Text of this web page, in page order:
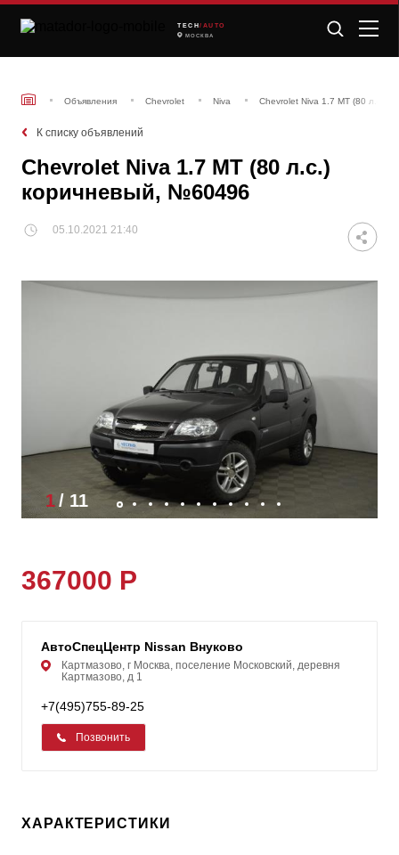
TECH /AUTO
МОСКВА
Объявления Chevrolet Niva Chevrolet Niva 1.7 MT (80 л.с.)
К списку объявлений
Chevrolet Niva 1.7 MT (80 л.с.)
коричневый, №60496
05.10.2021 21:40
1/ 11
367000 Р
АвтоСпецЦентр Nissan Внуково
Картмазово, г Москва, поселение Московский, деревня
Картмазово, д 1
+7(495)755-89-25
Позвонить
ХАРАКТЕРИСТИКИ